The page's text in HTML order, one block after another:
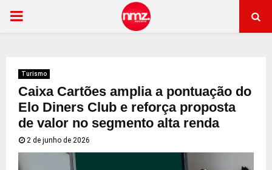
PRIMARY
Turismo
Caixa Cartões amplia a pontuação do
Elo Diners Club e reforça proposta
de valor no segmento alta renda
2 de junho de 2026